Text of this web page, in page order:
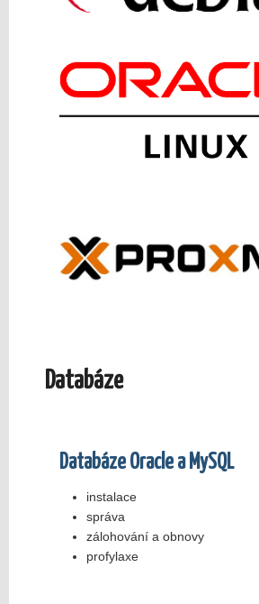
Databáze
Databáze Oracle a MySQL
instalace
správa
zálohování a obnovy
profylaxe